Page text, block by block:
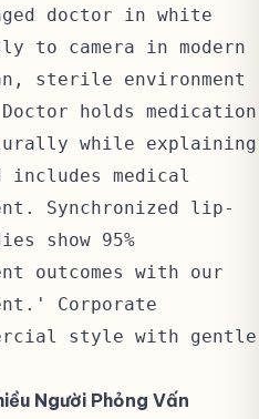
doctor in white
to camera in modern
sterile environment
holds medication
while explaining
includes medical
Synchronized lip-
show 95%
outcomes with our
Corporate
style with gentle
Người Phỏng Vấn